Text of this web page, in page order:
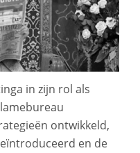
in zijn rol als
ontwikkeld,
en de